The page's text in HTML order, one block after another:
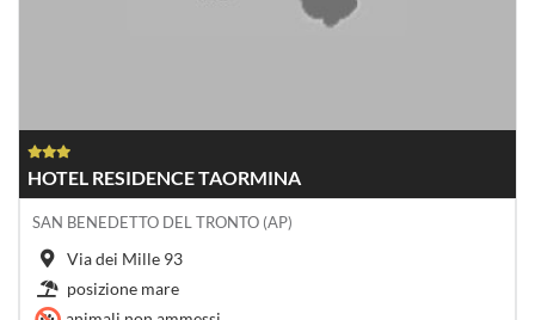
HOTEL RESIDENCE TAORMINA
SAN BENEDETTO DEL TRONTO (AP)
Via dei Mille 93
posizione mare